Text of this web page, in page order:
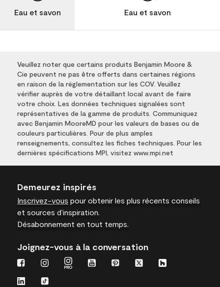
Eau et savon Eau et savon
Veuillez noter que certains produits Benjamin Moore &
Cie peuvent ne pas être offerts dans certaines régions
en raison de la réglementation sur les COV. Veuillez
vérifier auprès de votre détaillant local avant de faire
votre choix. Les données techniques signalées sont
représentatives de la gamme de produits. Communiquez
avec Benjamin MooreMD pour les valeurs de bases ou de
couleurs particulières. Pour de plus amples
renseignements, consultez les fiches techniques. Pour les
dernières spécifications MPI, visitez www.mpi.net
Demeurez inspirés
Inscrivez-vous pour obtenir les plus récents conseils
et sources d’inspiration.
Désabonnement en tout temps.
Joignez-vous à la conversation